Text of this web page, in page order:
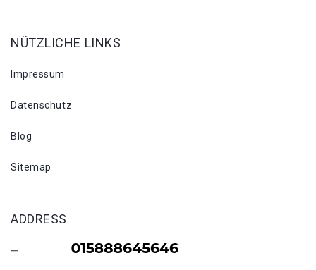
NÜTZLICHE LINKS
Impressum
Datenschutz
Blog
Sitemap
ADDRESS